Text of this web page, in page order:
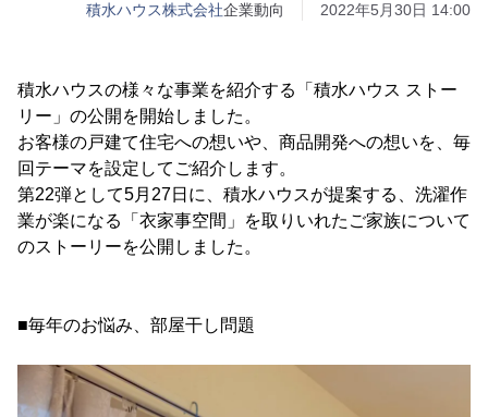
積水ハウス株式会社企業動向 2022年5月30日 14:00
積水ハウスの様々な事業を紹介する「積水ハウス ストー
リー」の公開を開始しました。
お客様の戸建て住宅への想いや、商品開発への想いを、毎
回テーマを設定してご紹介します。
第22弾として5月27日に、積水ハウスが提案する、洗濯作
業が楽になる「衣家事空間」を取りいれたご家族について
のストーリーを公開しました。
■毎年のお悩み、部屋干し問題